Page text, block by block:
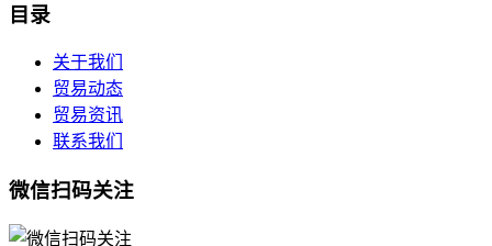
目录
关于我们
贸易动态
贸易资讯
联系我们
微信扫码关注